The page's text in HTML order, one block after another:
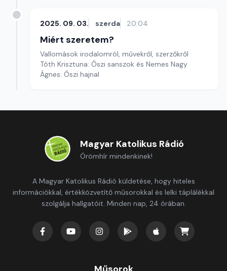
2025. 09. 03. szerda 20:04
Miért szeretem?
Vallomások irodalomról, művekről, szerzőkről
Tóth Krisztuna: Őszi sanszok és Nemes Nagy
Ágnes: Őszi hajnal
Magyar Katolikus Rádió
Örömhír mindenkinek!
A Magyar Katolikus Rádió küldetése, hogy hiteles
információkkal, értékközvetítő műsorokkal és lelki táplálékkal
szolgálja hallgatóit. Minden nap, 24 órában.